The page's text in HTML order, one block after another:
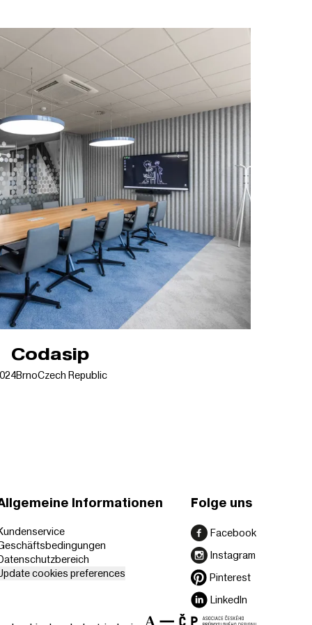
Codasip
BrnoCzech Republic
Informationen
cookies preferences
Folge uns
Facebook
Instagram
Pinterest
LinkedIn